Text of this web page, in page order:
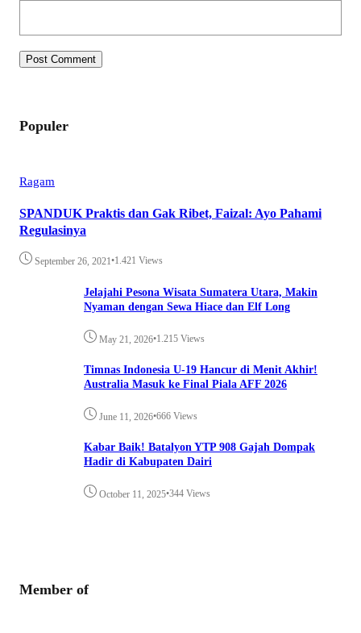
Populer
Ragam
SPANDUK Praktis dan Gak Ribet, Faizal: Ayo Pahami
Regulasinya
September 26, 2021•1.421 Views
Jelajahi Pesona Wisata Sumatera Utara, Makin
Nyaman dengan Sewa Hiace dan Elf Long
May 21, 2026•1.215 Views
Timnas Indonesia U-19 Hancur di Menit Akhir!
Australia Masuk ke Final Piala AFF 2026
June 11, 2026•666 Views
Kabar Baik! Batalyon YTP 908 Gajah Dompak
Hadir di Kabupaten Dairi
October 11, 2025•344 Views
Member of